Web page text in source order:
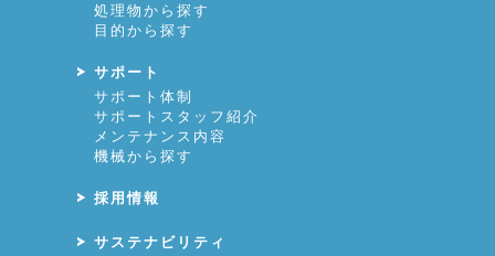
処理物から探す
目的から探す
サポート
サポート体制
サポートスタッフ紹介
メンテナンス内容
機械から探す
採用情報
サステナビリティ